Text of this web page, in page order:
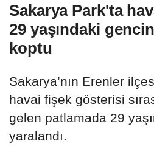
Sakarya Park'ta
29 yaşındaki
koptu
Sakarya’nın Erenler
havai fişek gösterisi
gelen patlamada 29
yaralandı.